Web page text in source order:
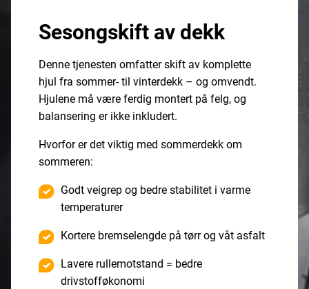
Sesongskift av dekk
Denne tjenesten omfatter skift av komplette
hjul fra sommer- til vinterdekk – og omvendt.
Hjulene må være ferdig montert på felg, og
balansering er ikke inkludert.
Hvorfor er det viktig med sommerdekk om
sommeren:
Godt veigrep og bedre stabilitet i varme
temperaturer
Kortere bremselengde på tørr og våt asfalt
Lavere rullemotstand = bedre
drivstofføkonomi